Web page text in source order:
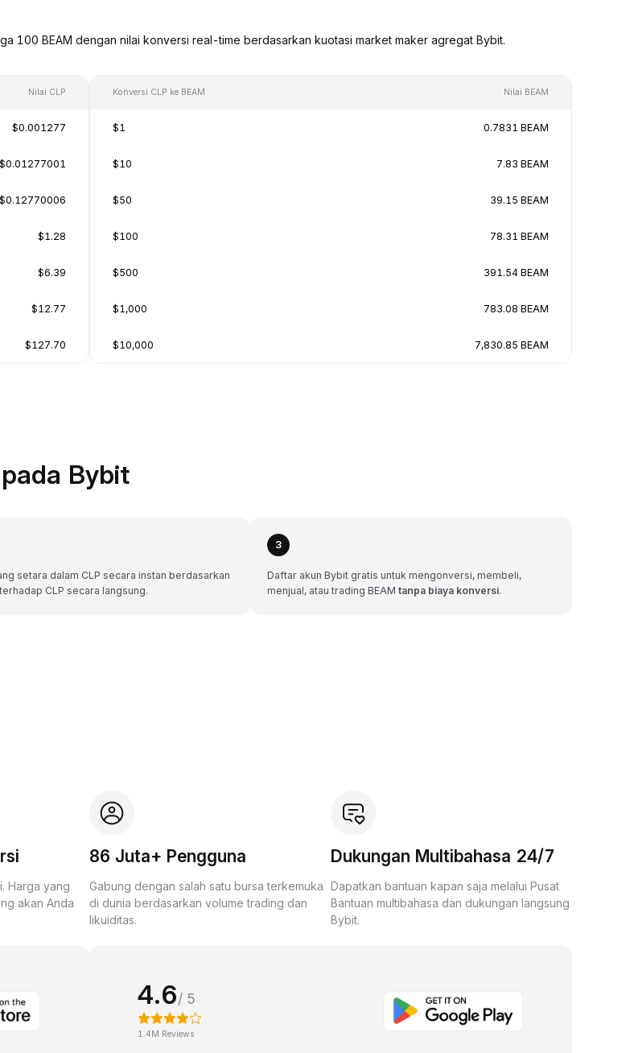
100 BEAM dengan nilai konversi real-time berdasarkan kuotasi market maker agregat Bybit.
Nilai CLP
$0.001277
$0.01277001
$0.12770006
$1.28
$6.39
$12.77
$127.70
Konversi CLP ke BEAM Nilai BEAM
$1 0.7831 BEAM
$10 7.83 BEAM
$50 39.15 BEAM
$100 78.31 BEAM
$500 391.54 BEAM
$1,000 783.08 BEAM
$10,000 7,830.85 BEAM
Bybit
setara dalam CLP secara instan berdasarkan
CLP secara langsung.
3
Daftar akun Bybit gratis untuk mengonversi, membeli,
menjual, atau trading BEAM tanpa biaya konversi.
Harga yang
akan Anda
86 Juta+ Pengguna
Gabung dengan salah satu bursa terkemuka
di dunia berdasarkan volume trading dan
likuiditas.
Dukungan Multibahasa 24/7
Dapatkan bantuan kapan saja melalui Pusat
Bantuan multibahasa dan dukungan langsung
Bybit.
4.6/ 5
1.4M Reviews